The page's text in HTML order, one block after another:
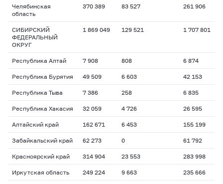
Челябинская
область
370 389 83 527 261 906
СИБИРСКИЙ
ФЕДЕРАЛЬНЫЙ
ОКРУГ
1 869 049 129 521 1 707 801
Республика Алтай 7 908 808 6 874
Республика Бурятия 49 509 6 603 42 153
Республика Тыва 7 386 258 6 835
Республика Хакасия 32 059 4 726 26 595
Алтайский край 162 671 6 453 155 199
Забайкальский край 62 273 0 61 792
Красноярский край 314 904 23 553 283 998
Иркутская область 249 224 9 663 235 666